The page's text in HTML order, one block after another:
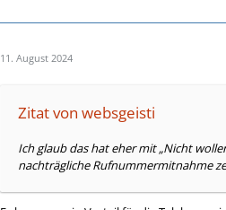
11. August 2024
Zitat von websgeisti
Ich glaub das hat eher mit „Nicht
nachträgliche Rufnummermitnahme